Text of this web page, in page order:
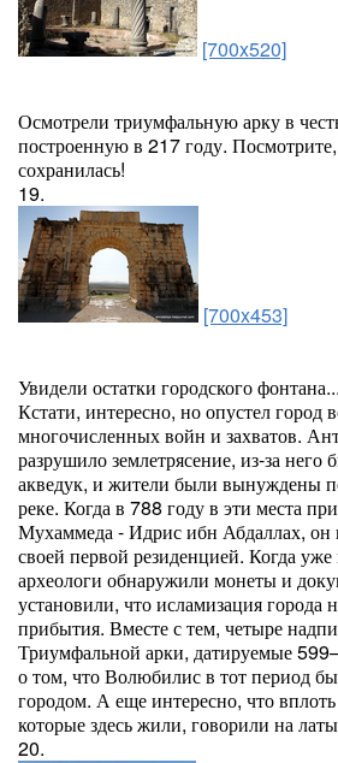
[700x520]
Осмотрели триумфальную арку в
построенную в 217 году.
сохранилась!
19.
[700x453]
Увидели остатки городского фонтана...
Кстати, интересно, но опустел город
многочисленных войн и захватов.
разрушило землетрясение, из-за
акведук, и жители были вынуждены
реке. Когда в 788 году в эти места
Мухаммеда - Идрис ибн Абдаллах, он
своей первой резиденцией. Когда
археологи обнаружили монеты и
установили, что исламизация города
прибытия. Вместе с тем, четыре
Триумфальной арки, датируемые
о том, что Волюбилис в тот период
городом. А еще интересно, что
которые здесь жили, говорили на
20.